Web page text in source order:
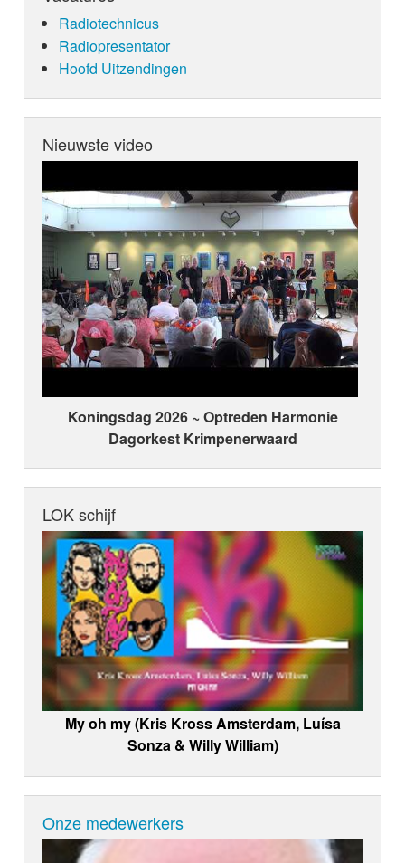
Radiotechnicus
Radiopresentator
Hoofd Uitzendingen
Nieuwste video
Koningsdag 2026 ~ Optreden Harmonie
Dagorkest Krimpenerwaard
LOK schijf
My oh my (Kris Kross Amsterdam, Luísa
Sonza & Willy William)
Onze medewerkers